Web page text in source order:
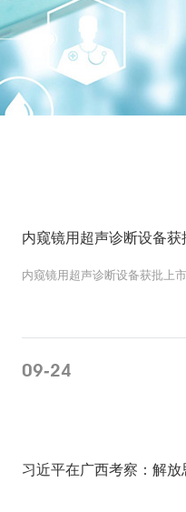
内窥镜用超声诊断设备获
09-24
内窥镜用超声诊断设备获批上市